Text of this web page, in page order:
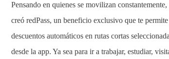
Pensando en quienes se movilizan
creó redPass, un beneficio exclusivo que te permite
descuentos automáticos en rutas cortas
desde la app. Ya sea para ir a trabajar, estudiar,